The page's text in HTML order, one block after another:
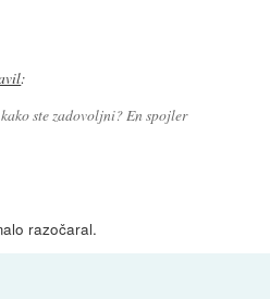
:
ste zadovoljni? En spojler
razočaral.